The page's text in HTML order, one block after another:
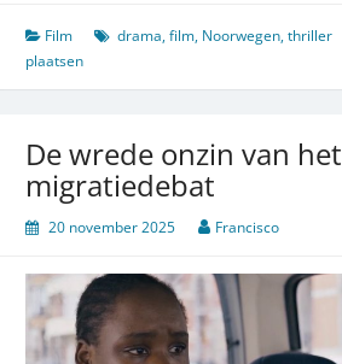
verliefd
te
Film drama,film, Noorwegen,thriller
plaatsen
De wrede onzin van het
migratiedebat
20 november 2025 Francisco